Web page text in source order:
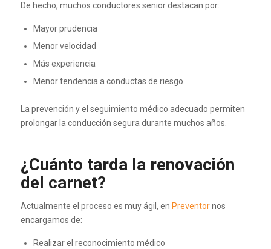
De hecho, muchos conductores senior destacan por:
Mayor prudencia
Menor velocidad
Más experiencia
Menor tendencia a conductas de riesgo
La prevención y el seguimiento médico adecuado permiten
prolongar la conducción segura durante muchos años.
¿Cuánto tarda la renovación
del carnet?
Actualmente el proceso es muy ágil, en Preventornos
encargamos de:
Realizar el reconocimiento médico